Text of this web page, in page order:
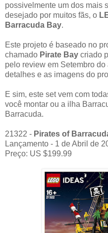
possivelmente um dos mais
desejado por muitos fãs, o
Barracuda Bay.
Este projeto é baseado no
chamado Pirate Bay criado
pelo review em Setembro
detalhes e as imagens do
E sim, este set vem com
você montar ou a ilha
Barracuda.
21322 - Pirates of
Lançamento - 1 de Abril de
Preço: US $199.99